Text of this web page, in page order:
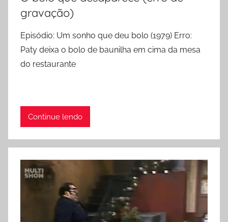
gravação)
Episódio: Um sonho que deu bolo (1979) Erro:
Paty deixa o bolo de baunilha em cima da mesa
do restaurante
Continue lendo